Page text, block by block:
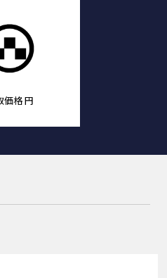
価格 円